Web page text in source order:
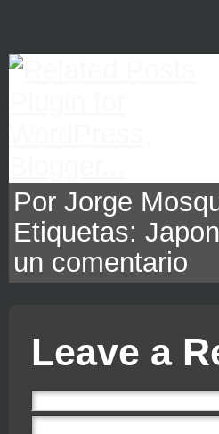
Por Jorge
Etiquetas: Japon
un comentario
Leave a